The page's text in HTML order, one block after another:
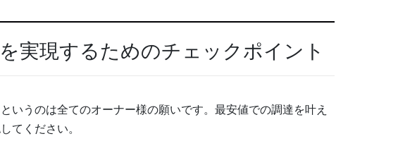
実現するためのチェックポイント
いうのは全てのオーナー様の願いです。最安値での調達を叶え
てください。